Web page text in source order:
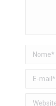
Nome *
E-mail *
Website